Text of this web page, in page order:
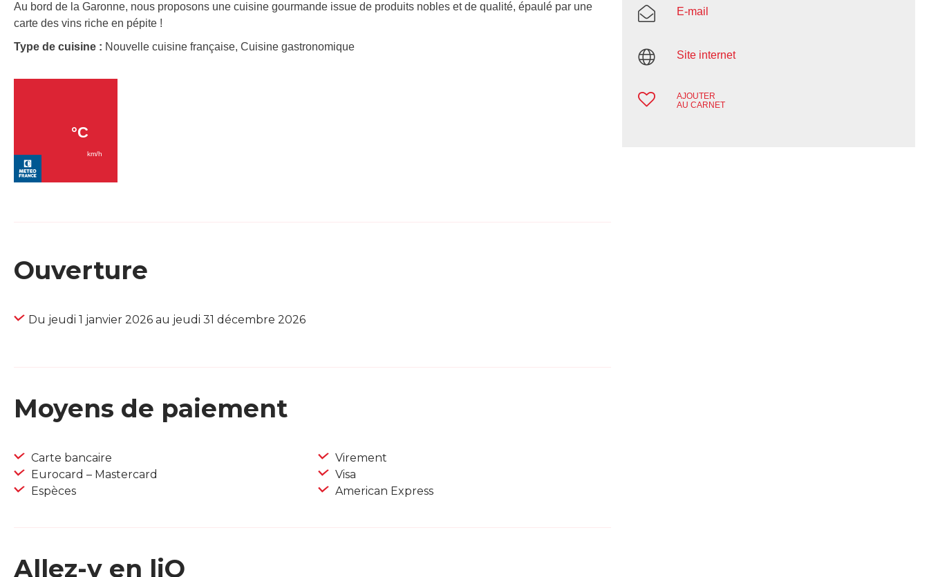
Au bord de la Garonne, nous proposons une cuisine gourmande issue de produits nobles et de qualité, épaulé par une
carte des vins riche en pépite !
Type de cuisine : Nouvelle cuisine française, Cuisine gastronomique
Ouverture
Du jeudi 1 janvier 2026 au jeudi 31 décembre 2026
Moyens de paiement
Carte bancaire
Eurocard – Mastercard
Espèces
Virement
Visa
American Express
Allez-y en liO
E-mail
Site internet
AJOUTER
AU CARNET